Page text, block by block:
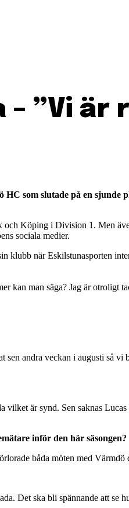
”Vi är
som slutade på en sjunde
Köping i Division 1. Men
sociala medier.
klubb när Eskilstunasporten
kan man säga? Jag är otroligt
andra veckan i augusti så vi
är synd. Sen saknas Lucas
inför den här säsongen?
båda möten med Värmdö
Det ska bli spännande att se